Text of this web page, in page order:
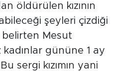
öldürülen kızının
şeyleri çizdiği
belirten Mesut
gününe 1 ay
sergi kızımın yani